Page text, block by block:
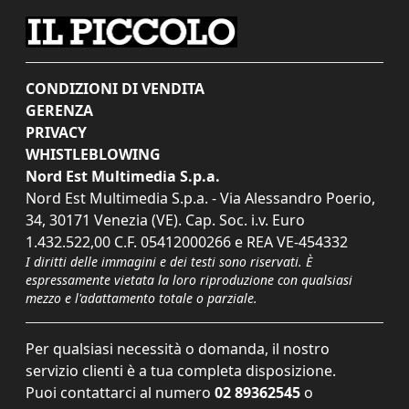
CONDIZIONI DI VENDITA
GERENZA
PRIVACY
WHISTLEBLOWING
Nord Est Multimedia S.p.a.
Nord Est Multimedia S.p.a. - Via Alessandro Poerio,
34, 30171 Venezia (VE). Cap. Soc. i.v. Euro
1.432.522,00 C.F. 05412000266 e REA VE-454332
I diritti delle immagini e dei testi sono riservati. È
espressamente vietata la loro riproduzione con qualsiasi
mezzo e l'adattamento totale o parziale.
Per qualsiasi necessità o domanda, il nostro
servizio clienti è a tua completa disposizione.
Puoi contattarci al numero 02 89362545 o